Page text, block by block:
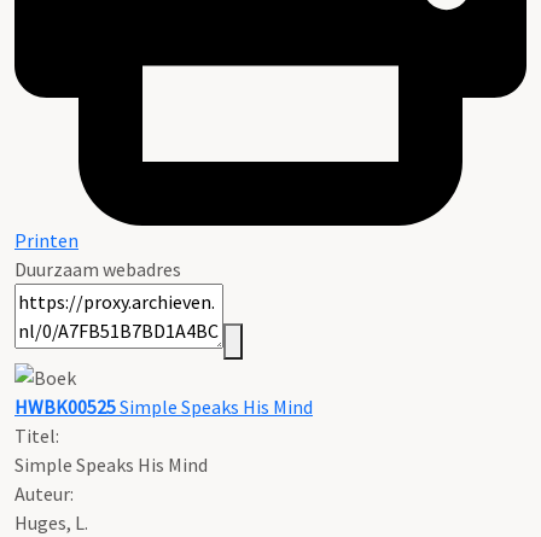
Printen
Duurzaam webadres
HWBK00525Simple Speaks His Mind
Titel:
Simple Speaks His Mind
Auteur:
Huges, L.